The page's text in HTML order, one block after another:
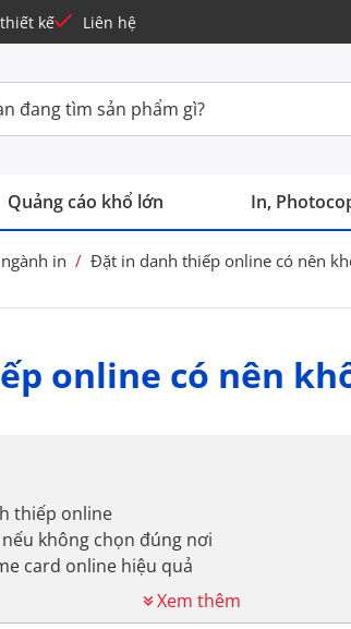
kế Liên hệ
Quảng cáo khổ lớn In,
in / Đặt in danh thiếp online có nên
online có nên
thiếp online
không chọn đúng nơi
card online hiệu quả
Xem thêm